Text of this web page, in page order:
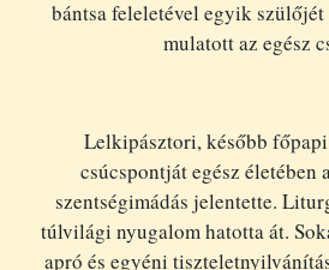
bántsa feleletével egyik szülőjét
mulatott az egész
Lelkipásztori, később
csúcspontját egész életében
szentségimádás jelentette.
túlvilági nyugalom hatotta át.
apró és egyéni